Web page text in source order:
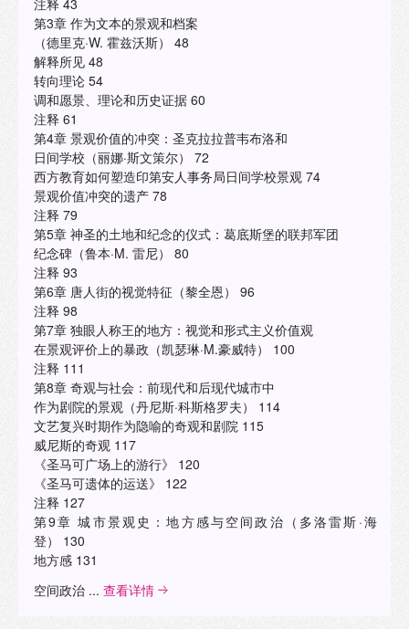
文化认同和历史记忆。通过深入分析城市和乡土景观，本书
为读者提供了一个理解和评价环境的有力工具，书中的案例
研究和理论讨论，不仅增强了读者对过去和现在文化生活的
理解，而且为未来的景观研究和实践指明了方向。通过这些
贡献，本书在文化景观研究领域占据了核心地位，对于任何
希望深入了解人类与环境相互作用的人来说，本书都是一本
必读之作。 本书适合的读者领域包括社会史、建筑史、美国
研究、文化地理学、景观建筑学以及城市规划等。此外，对
于人类学、环境心理学、社会学和文化研究等领域的学者和
学生，本书也提供了宝贵的研究资源和理论框架。它也是政
策制定者、城市规划师和环境设计师在实践中寻求文化敏感
注释 43
第3章 作为文本的景观和档案
（德里克·W. 霍兹沃斯） 48
解释所见 48
转向理论 54
调和愿景、理论和历史证据 60
注释 61
第4章 景观价值的冲突：圣克拉拉普韦布洛和
日间学校（丽娜·斯文策尔） 72
西方教育如何塑造印第安人事务局日间学校景观 74
景观价值冲突的遗产 78
注释 79
第5章 神圣的土地和纪念的仪式：葛底斯堡的联邦军团
纪念碑（鲁本·M. 雷尼） 80
注释 93
第6章 唐人街的视觉特征（黎全恩） 96
注释 98
第7章 独眼人称王的地方：视觉和形式主义价值观
在景观评价上的暴政（凯瑟琳·M.豪威特） 100
注释 111
第8章 奇观与社会：前现代和后现代城市中
作为剧院的景观（丹尼斯·科斯格罗夫） 114
文艺复兴时期作为隐喻的奇观和剧院 115
威尼斯的奇观 117
《圣马可广场上的游行》 120
《圣马可遗体的运送》 122
注释 127
第9章 城市景观史：地方感与空间政治（多洛雷斯·海
登） 130
地方感 131
空间政治 ... 查看详情